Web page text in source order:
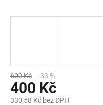
600 Kč –33 %
400 Kč
330,58 Kč bez DPH